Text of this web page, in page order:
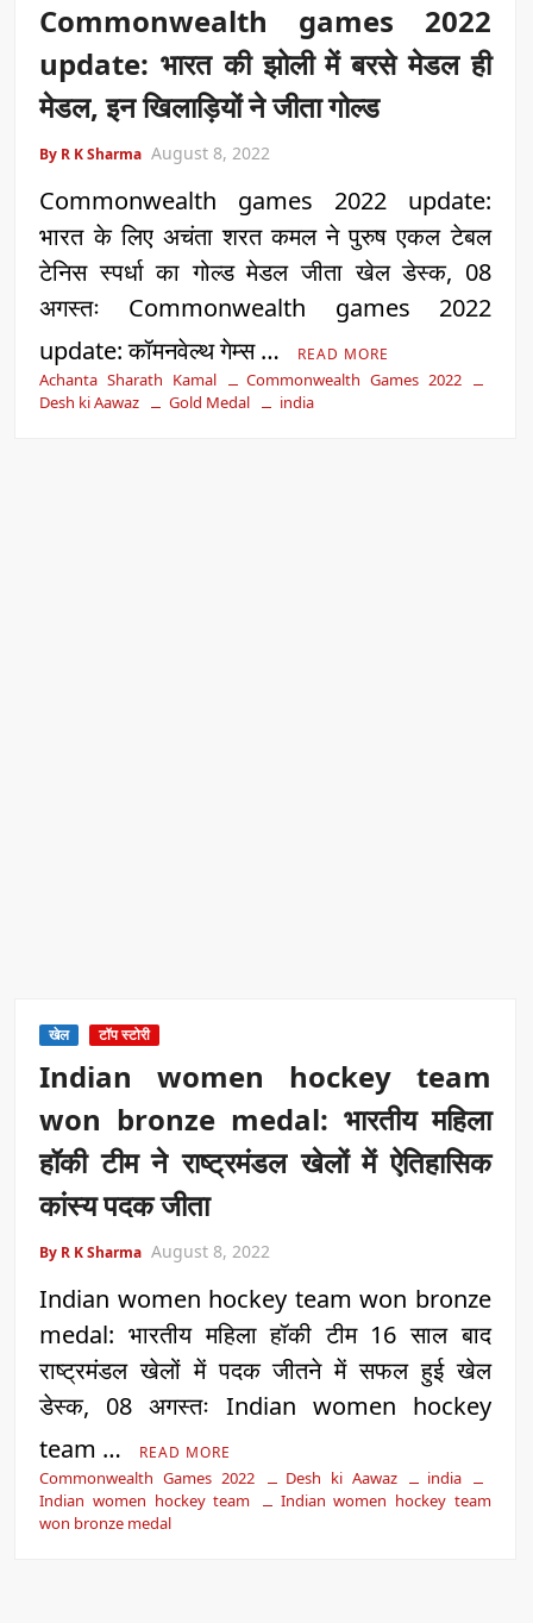
Commonwealth games 2022
update: भारत की झोली में बरसे मेडल ही
मेडल, इन खिलाड़ियों ने जीता गोल्ड
By R K Sharma August 8, 2022
Commonwealth games 2022 update:
भारत के लिए अचंता शरत कमल ने पुरुष एकल टेबल
टेनिस स्पर्धा का गोल्ड मेडल जीता खेल डेस्क, 08
अगस्तः Commonwealth games 2022
update: कॉमनवेल्थ गेम्स …
READ MORE
Achanta Sharath Kamal
Commonwealth Games 2022
Desh ki Aawaz
Gold Medal india
खेल टॉप स्टोरी
Indian women hockey team
won bronze medal: भारतीय महिला
हॉकी टीम ने राष्ट्रमंडल खेलों में ऐतिहासिक
कांस्य पदक जीता
By R K Sharma August 8, 2022
Indian women hockey team won bronze
medal: भारतीय महिला हॉकी टीम 16 साल बाद
राष्ट्रमंडल खेलों में पदक जीतने में सफल हुई खेल
डेस्क, 08 अगस्तः Indian women hockey
team …
READ MORE
Commonwealth Games 2022 Desh ki Aawaz
india
Indian women hockey team
Indian women hockey team
won bronze medal